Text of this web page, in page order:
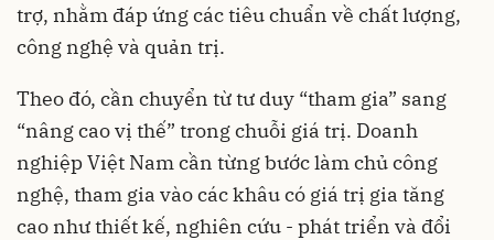
trợ, nhằm đáp ứng các tiêu chuẩn về chất lượng,
công nghệ và quản trị.
Theo đó, cần chuyển từ tư duy “tham gia” sang
“nâng cao vị thế” trong chuỗi giá trị. Doanh
nghiệp Việt Nam cần từng bước làm chủ công
nghệ, tham gia vào các khâu có giá trị gia tăng
cao như thiết kế, nghiên cứu - phát triển và đổi